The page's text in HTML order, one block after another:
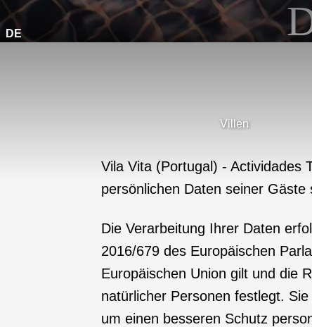
DE
Villen
Vila Vita (Portugal) - Actividades
persönlichen Daten seiner
Die Verarbeitung Ihrer Daten
2016/679 des Europäischen
Europäischen Union gilt und die
natürlicher Personen festlegt.
um einen besseren Schutz